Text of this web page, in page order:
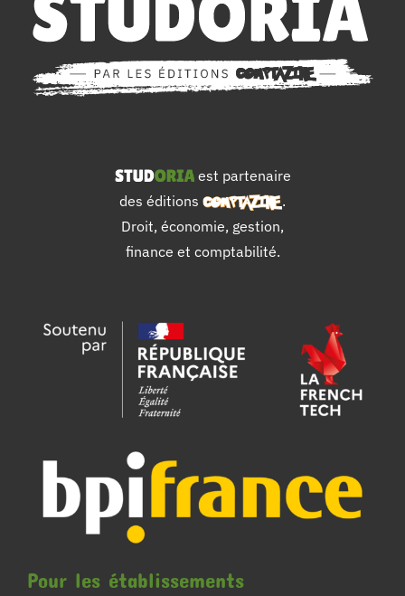
est partenaire
des éditions
.
Droit, économie, gestion,
finance et comptabilité.
Pour les établissements